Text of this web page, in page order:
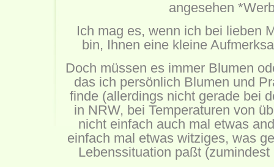
angesehen
Ich mag es, wenn ich bei lieben
bin, Ihnen eine kleine
Doch müssen es immer Blumen
das ich persönlich Blumen und
finde (allerdings nicht gerade bei
in NRW, bei Temperaturen von
nicht einfach auch mal etwas
einfach mal etwas witziges, was
Lebenssituation paßt